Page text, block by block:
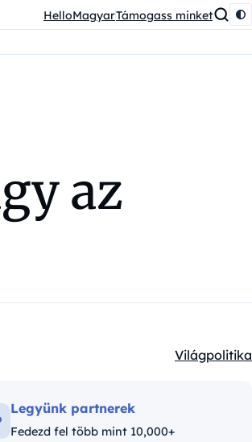
HelloMagyarTámogass minket
az
Kategóriák:
Világpolitika
Legyünk partnerek
Fedezd fel több mint 10,000+